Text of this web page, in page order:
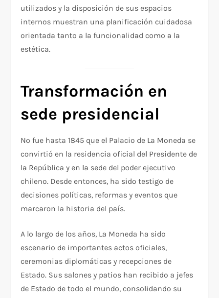
utilizados y la disposición de sus espacios
internos muestran una planificación cuidadosa
orientada tanto a la funcionalidad como a la
estética.
Transformación en
sede presidencial
No fue hasta 1845 que el Palacio de La Moneda se
convirtió en la residencia oficial del Presidente de
la República y en la sede del poder ejecutivo
chileno. Desde entonces, ha sido testigo de
decisiones políticas, reformas y eventos que
marcaron la historia del país.
A lo largo de los años, La Moneda ha sido
escenario de importantes actos oficiales,
ceremonias diplomáticas y recepciones de
Estado. Sus salones y patios han recibido a jefes
de Estado de todo el mundo, consolidando su